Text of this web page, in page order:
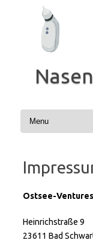
springen
Ostsee-
Heinrichstraße 9
23611 Bad